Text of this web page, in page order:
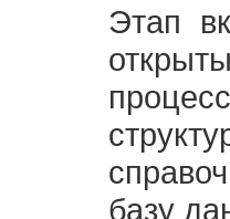
Этап
базу